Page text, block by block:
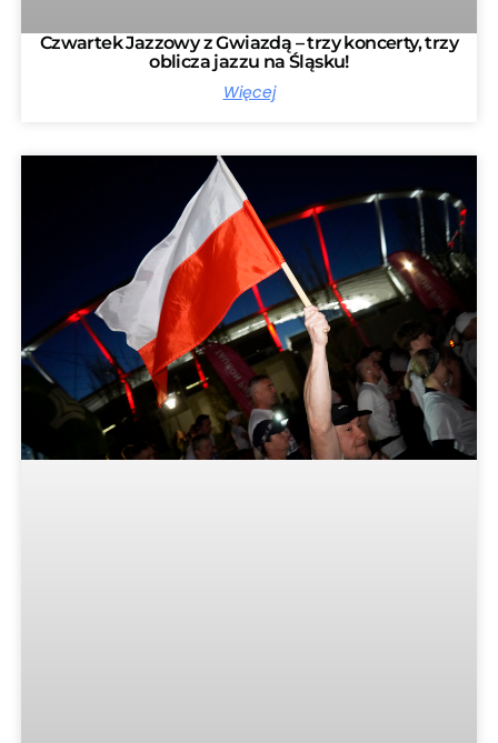
Czwartek Jazzowy z Gwiazdą – trzy koncerty, trzy
oblicza jazzu na Śląsku!
Więcej